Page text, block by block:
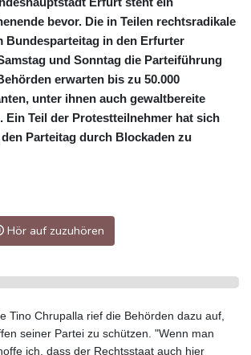
bevor. Die in Teilen rechtsradikale
Bundesparteitag in den Erfurter
und Sonntag die Parteiführung
erwarten bis zu 50.000
unter ihnen auch gewaltbereite
Ein Teil der Protestteilnehmer hat sich
Parteitag durch Blockaden zu
Hör auf zuzuhören
Tino Chrupalla rief die Behörden dazu auf,
seiner Partei zu schützen. "Wenn man
ich, dass der Rechtsstaat auch hier